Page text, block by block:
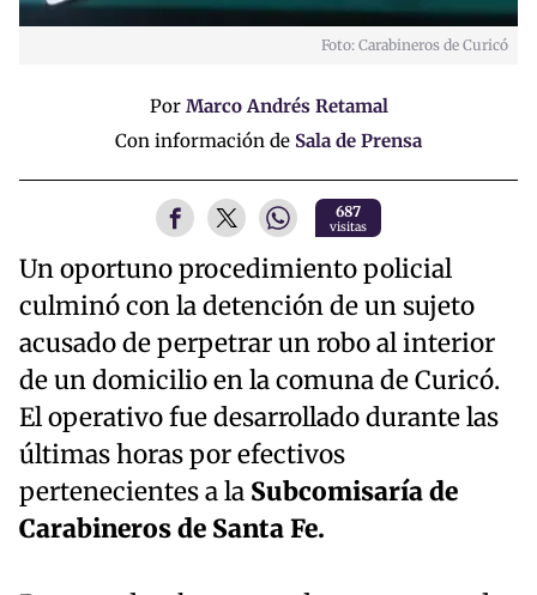
Foto: Carabineros de Curicó
Por Marco Andrés Retamal
Con información de Sala de Prensa
687
visitas
Un oportuno procedimiento policial
culminó con la detención de un sujeto
acusado de perpetrar un robo al interior
de un domicilio en la comuna de Curicó.
El operativo fue desarrollado durante las
últimas horas por efectivos
pertenecientes a la Subcomisaría de
Carabineros de Santa Fe.